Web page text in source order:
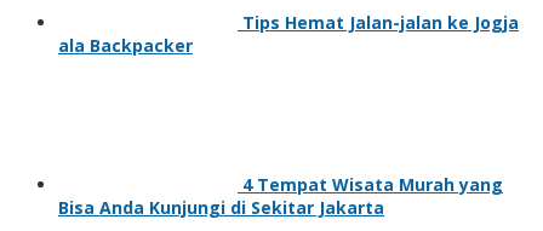
Tips Hemat Jalan-jalan ke Jogja
ala Backpacker
4 Tempat Wisata Murah yang
Bisa Anda Kunjungi di Sekitar Jakarta